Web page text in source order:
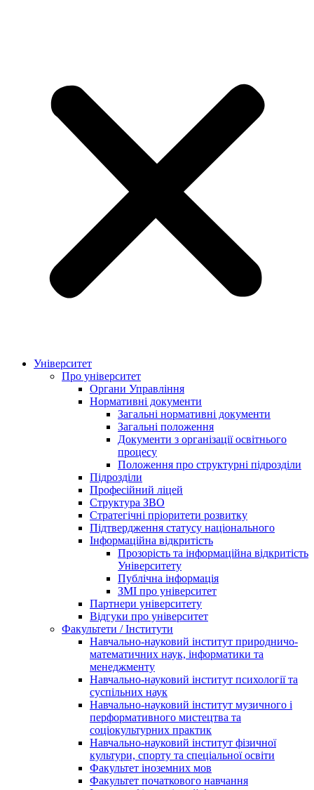
Університет
Про університет
Органи Управління
Нормативні документи
Загальні нормативні документи
Загальні положення
Документи з організації освітнього
процесу
Положення про структурні підрозділи
Підрозділи
Професійний ліцей
Структура ЗВО
Стратегічні пріоритети розвитку
Підтвердження статусу національного
Інформаційна відкритість
Прозорість та інформаційна відкритість
Університету
Публічна інформація
ЗМІ про університет
Партнери університету
Відгуки про університет
Факультети / Інститути
Навчально-науковий інститут природничо-
математичних наук, інформатики та
менеджменту
Навчально-науковий інститут психології та
суспільних наук
Навчально-науковий інститут музичного і
перформативного мистецтва та
соціокультурних практик
Навчально-науковий інститут фізичної
культури, спорту та спеціальної освіти
Факультет іноземних мов
Факультет початкового навчання